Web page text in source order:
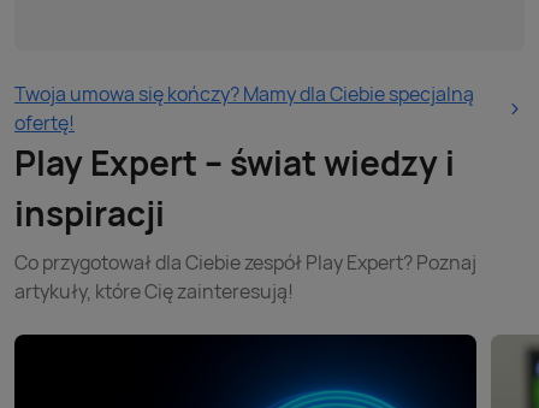
Twoja umowa się kończy? Mamy dla Ciebie specjalną
ofertę!
Play Expert – świat wiedzy i
inspiracji
Co przygotował dla Ciebie zespół Play Expert? Poznaj
artykuły, które Cię zainteresują!